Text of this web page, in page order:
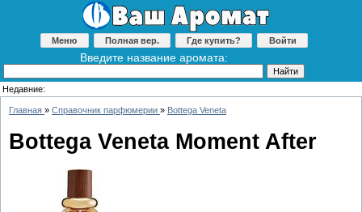
Меню Полная вер. Где купить? Войти
Введите название аромата:
Недавние:
Главная » Справочник парфюмерии » Bottega Veneta
Bottega Veneta Moment After